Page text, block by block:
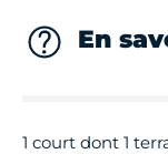
En
1 court dont 1